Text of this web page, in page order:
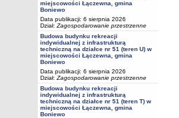
miejscowości Łączewna, gmina
Boniewo
Data publikacji: 6 sierpnia 2026
Dział: Zagospodarowanie przestrzenne
Budowa budynku rekreacji
indywidualnej z infrastrukturą
techniczną na działce nr 51 (teren U) w
miejscowości Łączewna, gmina
Boniewo
Data publikacji: 6 sierpnia 2026
Dział: Zagospodarowanie przestrzenne
Budowa budynku rekreacji
indywidualnej z infrastrukturą
techniczną na działce nr 51 (teren T) w
miejscowości Łączewna, gmina
Boniewo